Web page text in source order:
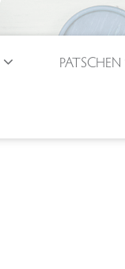
PATSCHEN